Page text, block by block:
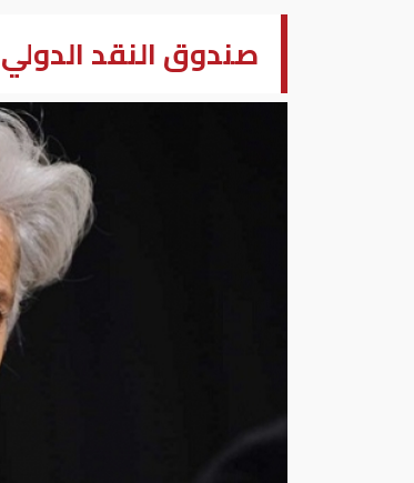
صندوق النقد